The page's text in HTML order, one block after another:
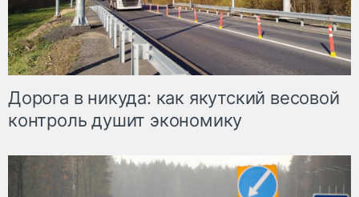
Дорога в никуда: как якутский весовой
контроль душит экономику